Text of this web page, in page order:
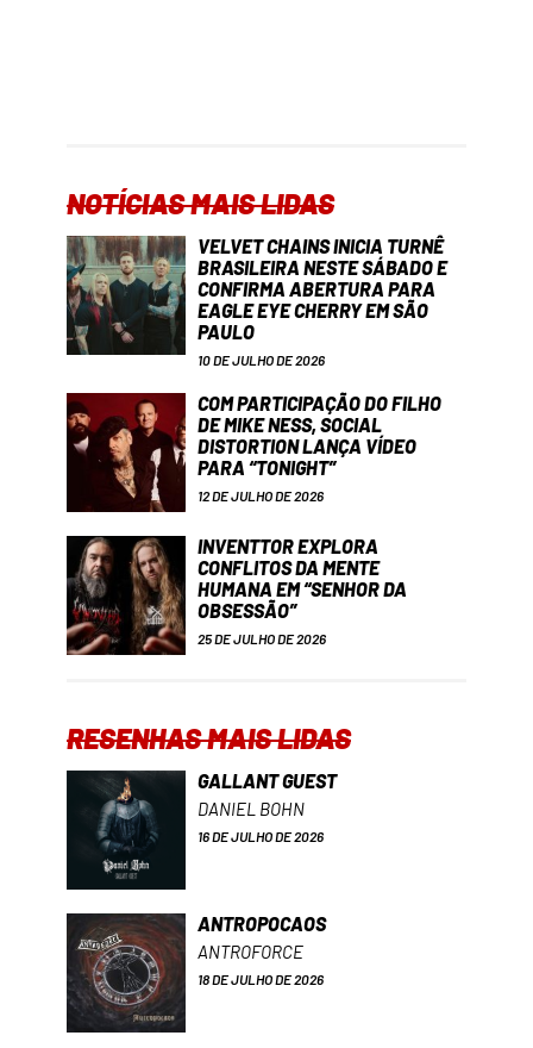
NOTÍCIAS MAIS LIDAS
VELVET CHAINS INICIA TURNÊ
BRASILEIRA NESTE SÁBADO E
CONFIRMA ABERTURA PARA
EAGLE EYE CHERRY EM SÃO
PAULO
10 DE JULHO DE 2026
COM PARTICIPAÇÃO DO FILHO
DE MIKE NESS, SOCIAL
DISTORTION LANÇA VÍDEO
PARA “TONIGHT”
12 DE JULHO DE 2026
INVENTTOR EXPLORA
CONFLITOS DA MENTE
HUMANA EM “SENHOR DA
OBSESSÃO”
25 DE JULHO DE 2026
RESENHAS MAIS LIDAS
GALLANT GUEST
DANIEL BOHN
16 DE JULHO DE 2026
ANTROPOCAOS
ANTROFORCE
18 DE JULHO DE 2026